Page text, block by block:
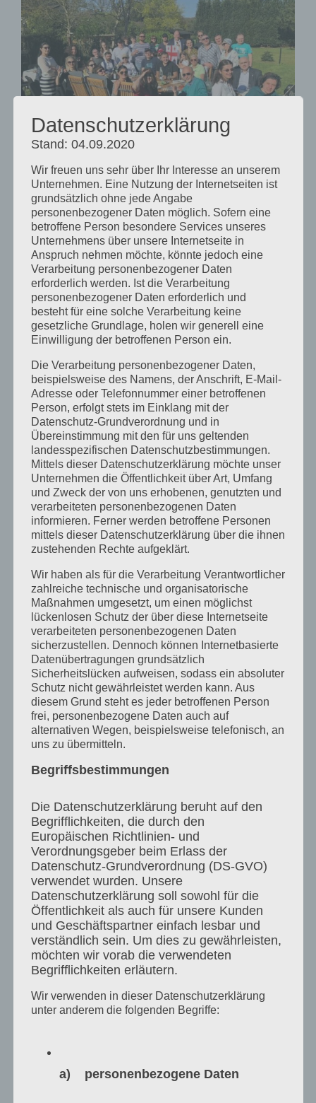
„ერთად სახლში“, დისკუსია ბერლინში
ბერლინი, გერმანია, 20 აპრილი 2019 წელი
„ერთად სახლში“, ემიგრანტების
შეხვედრა
ჰანოვერი, გერმანია, 30 მარტი 2019 წელი
„ერთად სახლში“, საქართველოს
მომავლის ფორუმი
რომი, იტალია, 3 მარტი 2019 წელი
Datenschutzerklärung
Stand: 04.09.2020
Wir freuen uns sehr über Ihr Interesse an unserem
Unternehmen. Eine Nutzung der Internetseiten ist
grundsätzlich ohne jede Angabe
personenbezogener Daten möglich. Sofern eine
betroffene Person besondere Services unseres
Unternehmens über unsere Internetseite in
Anspruch nehmen möchte, könnte jedoch eine
Verarbeitung personenbezogener Daten
erforderlich werden. Ist die Verarbeitung
personenbezogener Daten erforderlich und
besteht für eine solche Verarbeitung keine
gesetzliche Grundlage, holen wir generell eine
Einwilligung der betroffenen Person ein.
Die Verarbeitung personenbezogener Daten,
beispielsweise des Namens, der Anschrift, E-Mail-
Adresse oder Telefonnummer einer betroffenen
Person, erfolgt stets im Einklang mit der
Datenschutz-Grundverordnung und in
Übereinstimmung mit den für uns geltenden
landesspezifischen Datenschutzbestimmungen.
Mittels dieser Datenschutzerklärung möchte unser
Unternehmen die Öffentlichkeit über Art, Umfang
und Zweck der von uns erhobenen, genutzten und
verarbeiteten personenbezogenen Daten
informieren. Ferner werden betroffene Personen
mittels dieser Datenschutzerklärung über die ihnen
zustehenden Rechte aufgeklärt.
Wir haben als für die Verarbeitung Verantwortlicher
zahlreiche technische und organisatorische
Maßnahmen umgesetzt, um einen möglichst
lückenlosen Schutz der über diese Internetseite
verarbeiteten personenbezogenen Daten
sicherzustellen. Dennoch können Internetbasierte
Datenübertragungen grundsätzlich
Sicherheitslücken aufweisen, sodass ein absoluter
Schutz nicht gewährleistet werden kann. Aus
diesem Grund steht es jeder betroffenen Person
frei, personenbezogene Daten auch auf
alternativen Wegen, beispielsweise telefonisch, an
uns zu übermitteln.
Begriffsbestimmungen
Die Datenschutzerklärung beruht auf den
Begrifflichkeiten, die durch den
Europäischen Richtlinien- und
Verordnungsgeber beim Erlass der
Datenschutz-Grundverordnung (DS-GVO)
verwendet wurden. Unsere
Datenschutzerklärung soll sowohl für die
Öffentlichkeit als auch für unsere Kunden
und Geschäftspartner einfach lesbar und
verständlich sein. Um dies zu gewährleisten,
möchten wir vorab die verwendeten
Begrifflichkeiten erläutern.
Wir verwenden in dieser Datenschutzerklärung
unter anderem die folgenden Begriffe:
a) personenbezogene Daten